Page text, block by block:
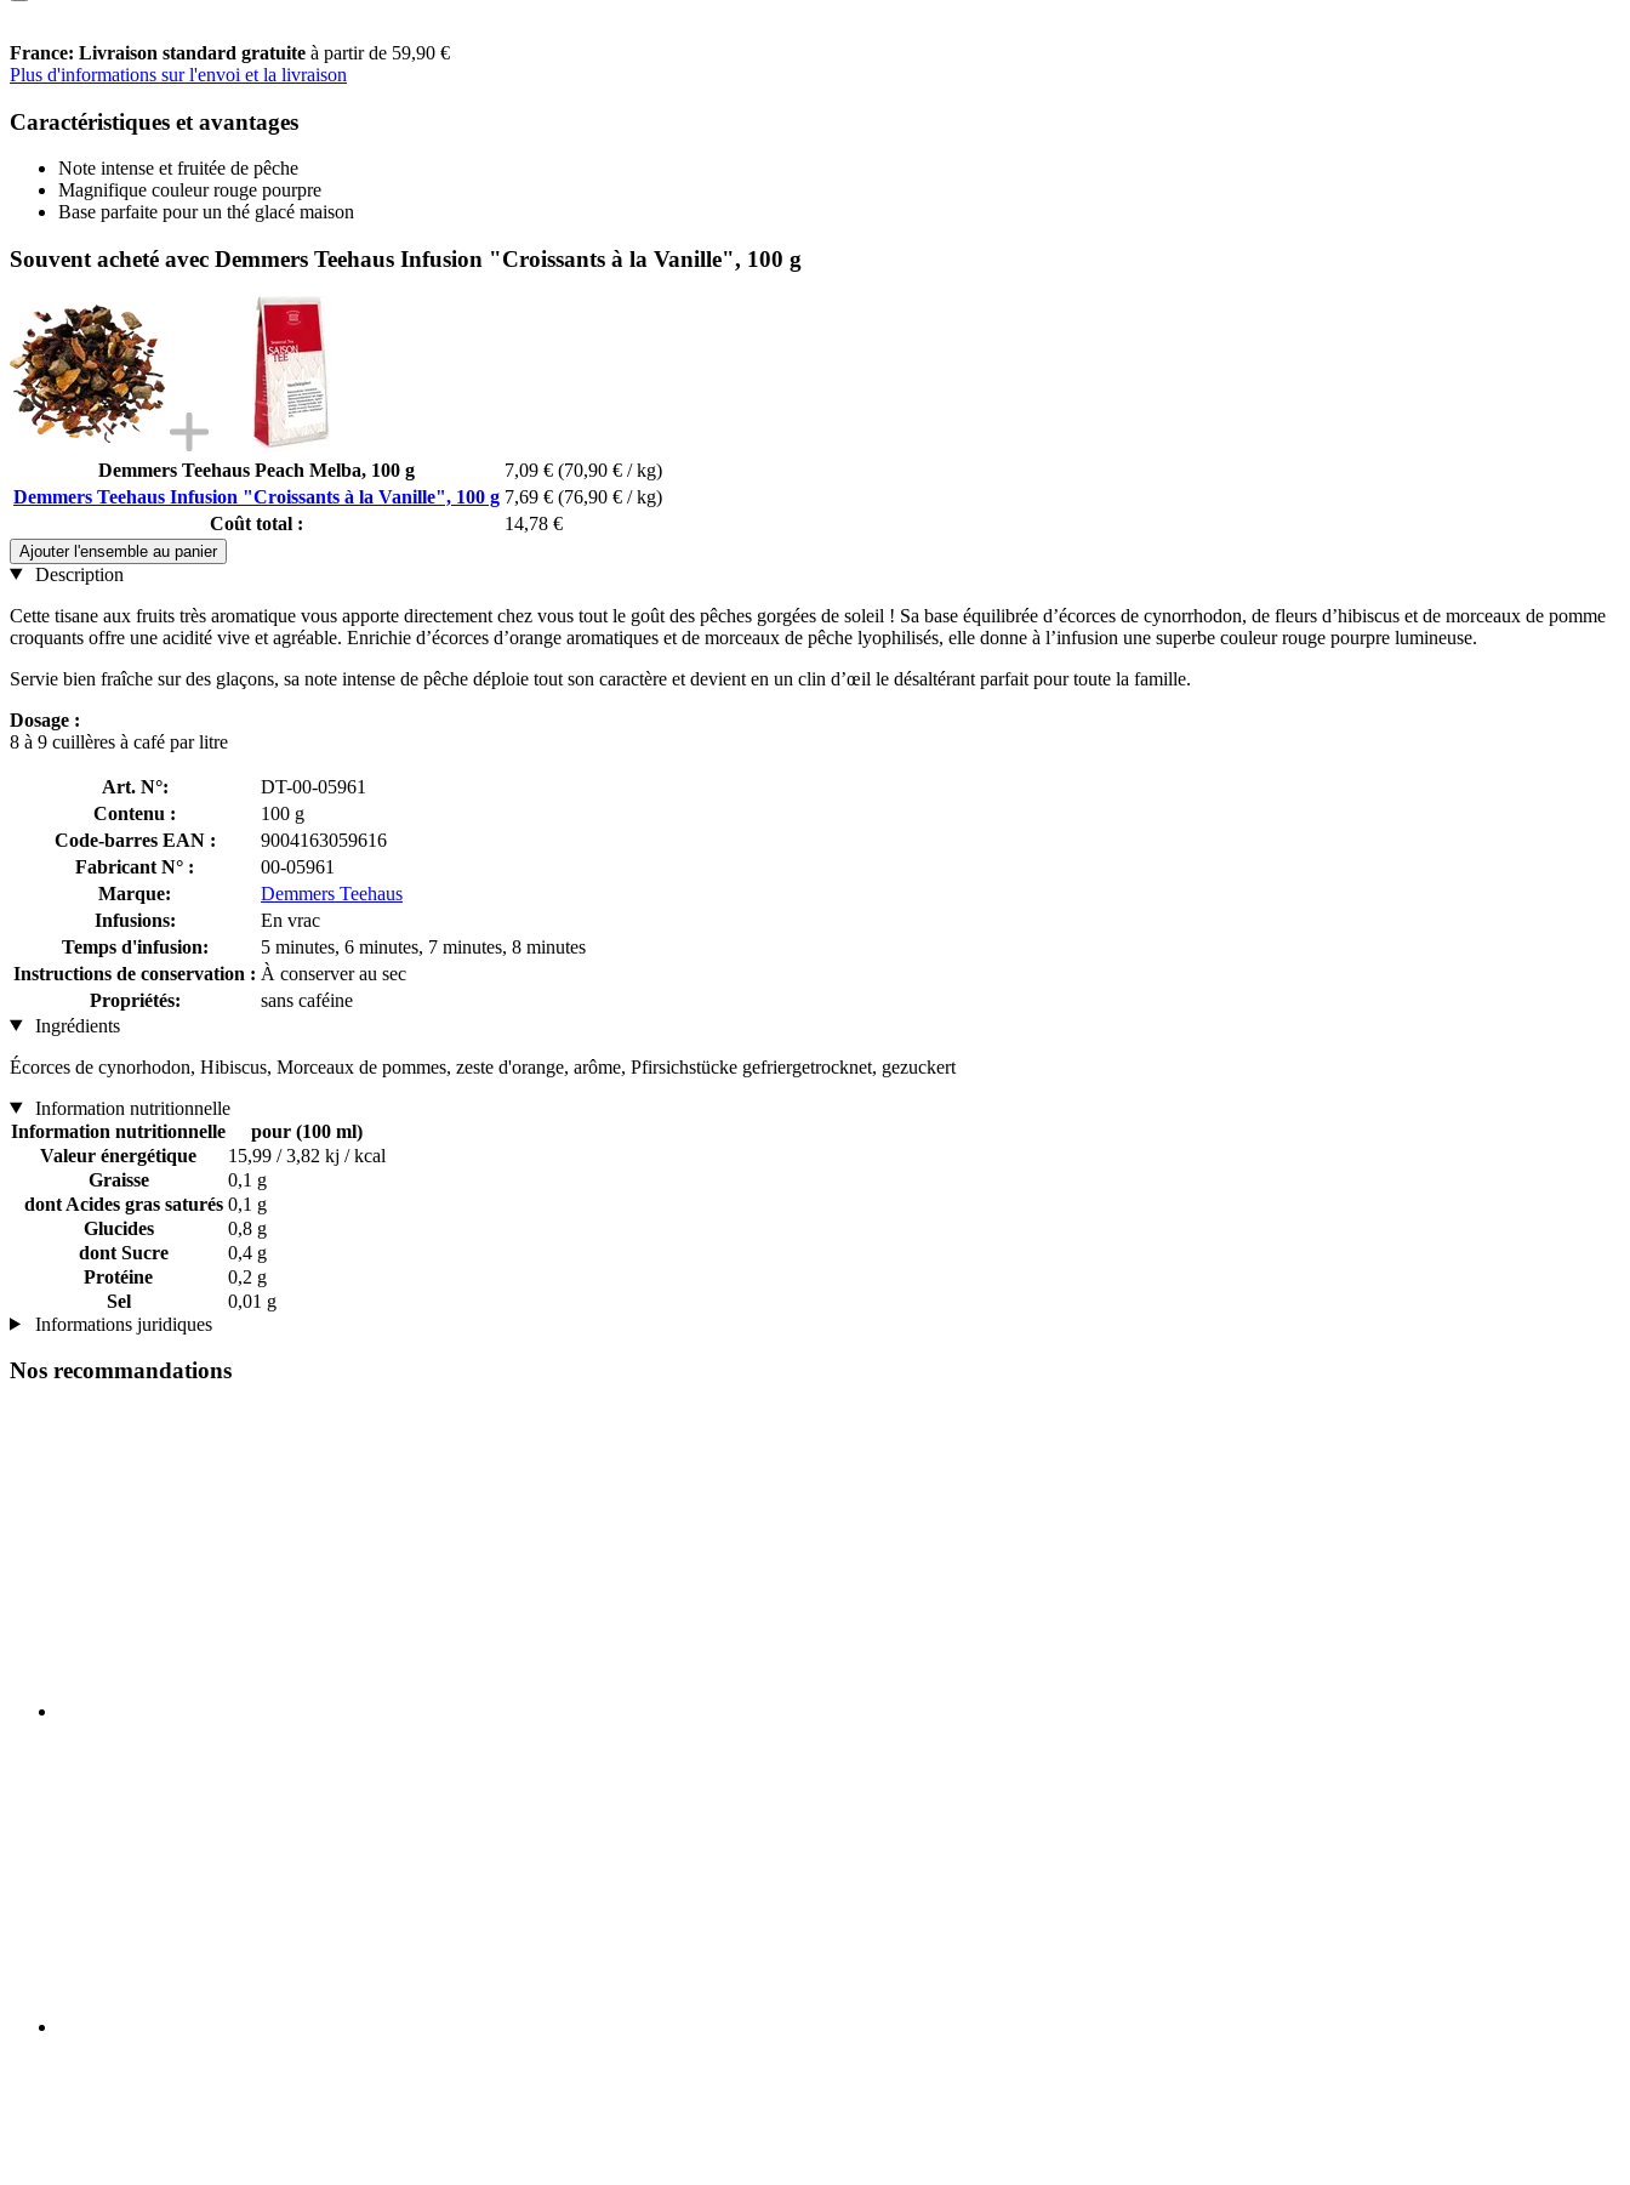
France: Livraison standard gratuite à partir de 59,90 €
Plus d'informations sur l'envoi et la livraison
Caractéristiques et avantages
Note intense et fruitée de pêche
Magnifique couleur rouge pourpre
Base parfaite pour un thé glacé maison
Souvent acheté avec Demmers Teehaus Infusion "Croissants à la Vanille", 100 g
Demmers Teehaus Peach Melba, 100 g 7,09 € (70,90 € / kg)
Demmers Teehaus Infusion "Croissants à la Vanille", 100 g 7,69 € (76,90 € / kg)
Coût total :
14,78 €
Ajouter l'ensemble au panier
Description
Cette tisane aux fruits très aromatique vous apporte directement chez vous tout le goût des pêches gorgées de soleil ! Sa base équilibrée d’écorces de cynorrhodon, de fleurs d’hibiscus et de morceaux de pomme
croquants offre une acidité vive et agréable. Enrichie d’écorces d’orange aromatiques et de morceaux de pêche lyophilisés, elle donne à l’infusion une superbe couleur rouge pourpre lumineuse.
Servie bien fraîche sur des glaçons, sa note intense de pêche déploie tout son caractère et devient en un clin d’œil le désaltérant parfait pour toute la famille.
Dosage :
8 à 9 cuillères à café par litre
Art. N°:
DT-00-05961
Contenu :
100 g
Code-barres EAN :
9004163059616
Fabricant N° :
00-05961
Marque:
Demmers Teehaus
Infusions:
En vrac
Temps d'infusion:
5 minutes, 6 minutes, 7 minutes, 8 minutes
Instructions de conservation : À conserver au sec
Propriétés:
sans caféine
Ingrédients
Écorces de cynorhodon, Hibiscus, Morceaux de pommes, zeste d'orange, arôme, Pfirsichstücke gefriergetrocknet, gezuckert
Information nutritionnelle
Information nutritionnelle
pour (100 ml)
Valeur énergétique
15,99 / 3,82 kj / kcal
Graisse
0,1 g
dont Acides gras saturés 0,1 g
Glucides
0,8 g
dont Sucre
0,4 g
Protéine
0,2 g
Sel
0,01 g
Informations juridiques
Nos recommandations